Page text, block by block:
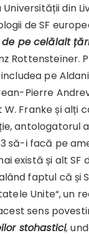
din
de SF
de pe celălalt
Rottensteiner.
pe
Pierre
Franke și alți
antologatorul
să-i facă pe
există și alt SF
faptul că și
Unite“, un
sens
stohastici,